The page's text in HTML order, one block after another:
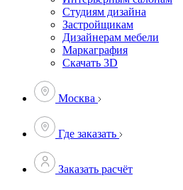
Студиям дизайна
Застройщикам
Дизайнерам мебели
Маркаграфия
Скачать 3D
Москва
Где заказать
Заказать расчёт